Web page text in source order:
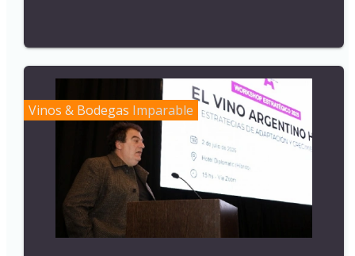
Vinos & Bodegas Imparable